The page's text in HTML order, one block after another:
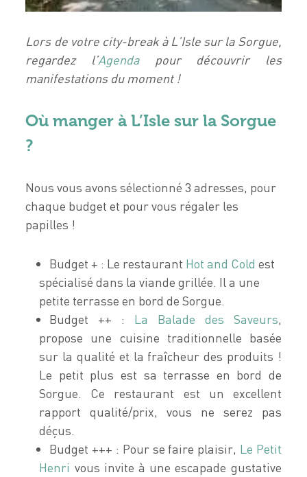
Lors de votre city-break à L’Isle sur la Sorgue,
regardez l’Agendapour découvrir les
manifestations du moment !
Où manger à L’Isle sur la Sorgue
?
Nous vous avons sélectionné 3 adresses, pour
chaque budget et pour vous régaler les
papilles !
Budget + : Le restaurant Hot and Cold est
spécialisé dans la viande grillée. Il a une
petite terrasse en bord de Sorgue.
Budget ++ : La Balade des Saveurs,
propose une cuisine traditionnelle basée
sur la qualité et la fraîcheur des produits !
Le petit plus est sa terrasse en bord de
Sorgue. Ce restaurant est un excellent
rapport qualité/prix, vous ne serez pas
déçus.
Budget +++ : Pour se faire plaisir, Le Petit
Henri vous invite à une escapade gustative